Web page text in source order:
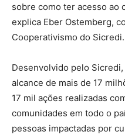
sobre como ter acesso ao
explica Eber Ostemberg,
Cooperativismo do Sicredi.
Desenvolvido pelo
alcance de mais de 17
17 mil ações realizadas
comunidades em todo o
pessoas impactadas por